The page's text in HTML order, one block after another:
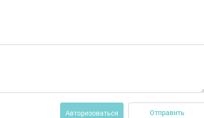
Авторизоваться Отправить